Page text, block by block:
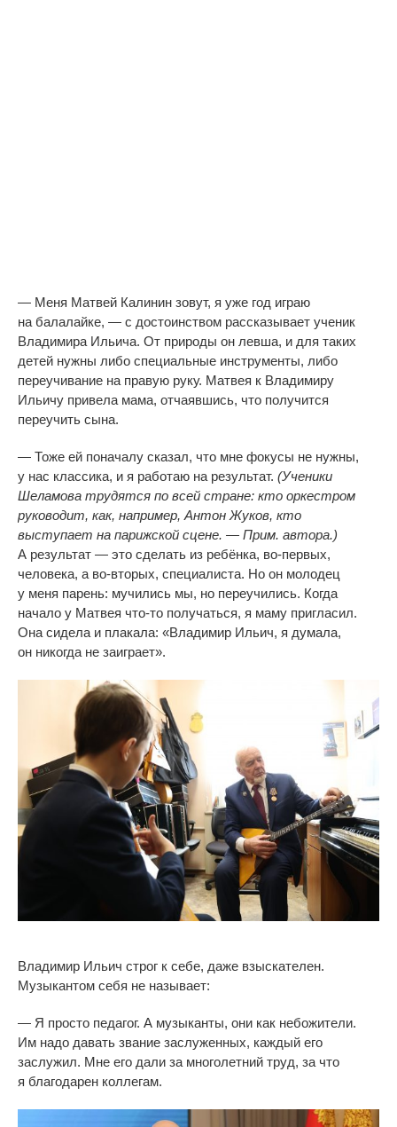
— Меня Матвей Калинин зовут, я уже год играю
на балалайке, — с достоинством рассказывает ученик
Владимира Ильича. От природы он левша, и для таких
детей нужны либо специальные инструменты, либо
переучивание на правую руку. Матвея к Владимиру
Ильичу привела мама, отчаявшись, что получится
переучить сына.
— Тоже ей поначалу сказал, что мне фокусы не нужны,
у нас классика, и я работаю на результат. (Ученики
Шеламова трудятся по всей стране: кто оркестром
руководит, как, например, Антон Жуков, кто
выступает на парижской сцене. — Прим. автора.)
А результат — это сделать из ребёнка, во-первых,
человека, а во-вторых, специалиста. Но он молодец
у меня парень: мучились мы, но переучились. Когда
начало у Матвея что-то получаться, я маму пригласил.
Она сидела и плакала: «Владимир Ильич, я думала,
он никогда не заиграет».
Владимир Ильич строг к себе, даже взыскателен.
Музыкантом себя не называет:
— Я просто педагог. А музыканты, они как небожители.
Им надо давать звание заслуженных, каждый его
заслужил. Мне его дали за многолетний труд, за что
я благодарен коллегам.